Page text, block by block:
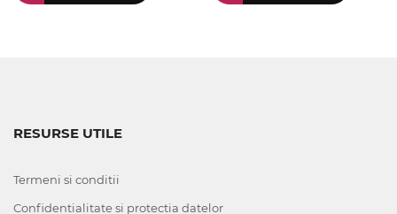
RESURSE UTILE
Termeni si conditii
Confidentialitate si protectia datelor